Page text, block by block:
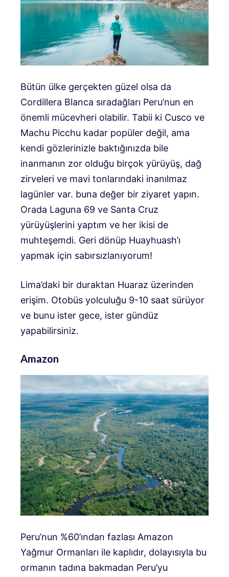
Bütün ülke gerçekten güzel olsa da
Cordillera Blanca sıradağları Peru’nun en
önemli mücevheri olabilir. Tabii ki Cusco ve
Machu Picchu kadar popüler değil, ama
kendi gözlerinizle baktığınızda bile
inanmanın zor olduğu birçok yürüyüş, dağ
zirveleri ve mavi tonlarındaki inanılmaz
lagünler var. buna değer bir ziyaret yapın.
Orada Laguna 69 ve Santa Cruz
yürüyüşlerini yaptım ve her ikisi de
muhteşemdi. Geri dönüp Huayhuash’ı
yapmak için sabırsızlanıyorum!
Lima’daki bir duraktan Huaraz üzerinden
erişim. Otobüs yolculuğu 9-10 saat sürüyor
ve bunu ister gece, ister gündüz
yapabilirsiniz.
Amazon
Peru’nun %60’ından fazlası Amazon
Yağmur Ormanları ile kaplıdır, dolayısıyla bu
ormanın tadına bakmadan Peru’yu